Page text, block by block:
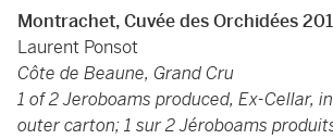
Montrachet, Cuvée des Orchidées
Laurent Ponsot
Côte de Beaune, Grand Cru
1 of 2 Jeroboams produced, Ex-Cellar,
outer carton; 1 sur 2 Jéroboams